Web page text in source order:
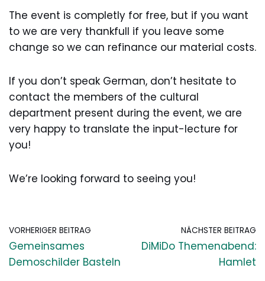
The event is completly for free, but if you want
to we are very thankfull if you leave some
change so we can refinance our material costs.
If you don’t speak German, don’t hesitate to
contact the members of the cultural
department present during the event, we are
very happy to translate the input-lecture for
you!
We’re looking forward to seeing you!
VORHERIGER BEITRAG
Gemeinsames
Demoschilder Basteln
NÄCHSTER BEITRAG
DiMiDo Themenabend:
Hamlet